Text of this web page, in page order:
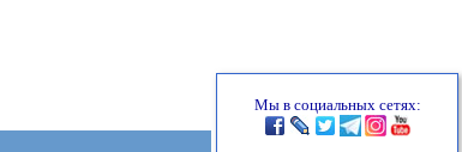
Мы в социальных сетях: